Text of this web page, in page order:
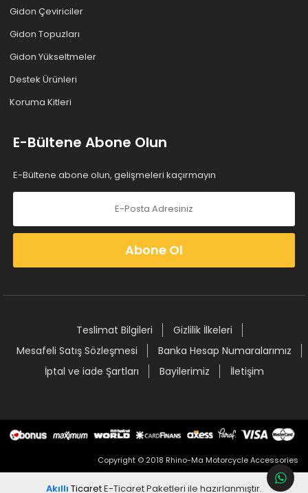
Gidon Çeviriciler
Gidon Topuzları
Gidon Yükseltmeler
Destek Ürünleri
Koruma Kitleri
E-Bültene Abone Olun
E-Bültene abone olun, gelişmeleri kaçırmayın
Abone Ol
Teslimat Bilgileri
Gizlilik İlkeleri
Mesafeli Satış Sözleşmesi
Banka Hesap Numaralarımız
İptal ve iade Şartları
Bayilerimiz İletişim
Copyright © 2018 Rhino-Ma Motorcycle Accessories
Akıllı TicaretE-Ticaret Paketleri ile hazırlanmıştır.